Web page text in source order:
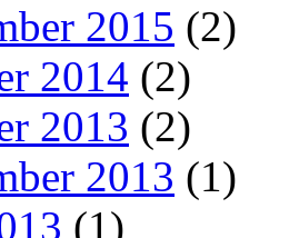
2015 (2)
2014 (2)
2013 (2)
2013 (1)
(1)